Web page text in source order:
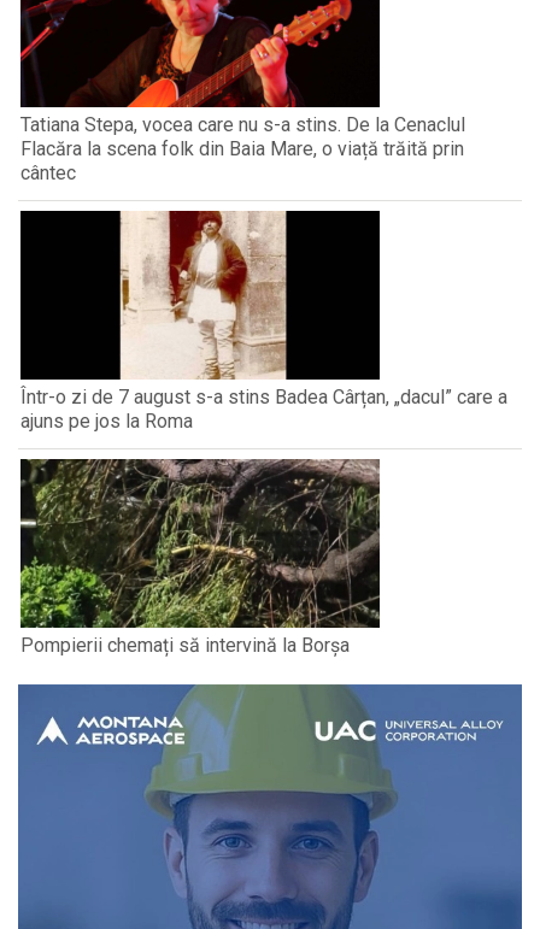
Tatiana Stepa, vocea care nu s-a stins. De la Cenaclul
Flacăra la scena folk din Baia Mare, o viață trăită prin
cântec
Într-o zi de 7 august s-a stins Badea Cârțan, „dacul” care a
ajuns pe jos la Roma
Pompierii chemați să intervină la Borșa